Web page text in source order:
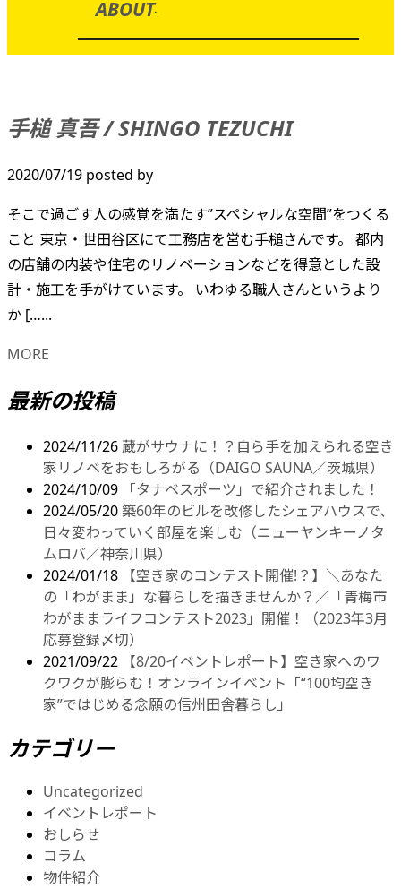
ABOUT
手槌 真吾 / SHINGO TEZUCHI
2020/07/19 posted by
そこで過ごす人の感覚を満たす”スペシャルな空間”をつくる
こと 東京・世田谷区にて工務店を営む手槌さんです。 都内
の店舗の内装や住宅のリノベーションなどを得意とした設
計・施工を手がけています。 いわゆる職人さんというより
か […...
MORE
最新の投稿
2024/11/26 蔵がサウナに！？自ら手を加えられる空き
家リノベをおもしろがる（DAIGO SAUNA／茨城県）
2024/10/09
「タナベスポーツ」で紹介されました！
2024/05/20築60年のビルを改修したシェアハウスで、
日々変わっていく部屋を楽しむ（ニューヤンキーノタ
ムロバ／神奈川県）
2024/01/18
【空き家のコンテスト開催!？】＼あなた
の「わがまま」な暮らしを描きませんか？／「青梅市
わがままライフコンテスト2023」開催！（2023年3月
応募登録〆切）
2021/09/22
【8/20イベントレポート】空き家へのワ
クワクが膨らむ！オンラインイベント「“100均空き
家”ではじめる念願の信州田舎暮らし」
カテゴリー
Uncategorized
イベントレポート
おしらせ
コラム
物件紹介